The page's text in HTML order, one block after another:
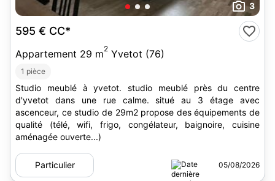
3
595 € CC*
Appartement 29 m2 Yvetot (76)
1 pièce
Studio meublé à yvetot. studio meublé près du centre
d'yvetot dans une rue calme. situé au 3 étage avec
ascenceur, ce studio de 29m2 propose des équipements de
qualité (télé, wifi, frigo, congélateur, baignoire, cuisine
aménagée ouverte...)
Particulier 05/08/2026